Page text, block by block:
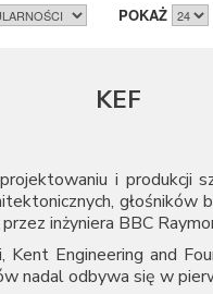
POKAŻ
KEF
i produkcji
głośników
inżyniera BBC
Engineering and
nadal odbywa się w